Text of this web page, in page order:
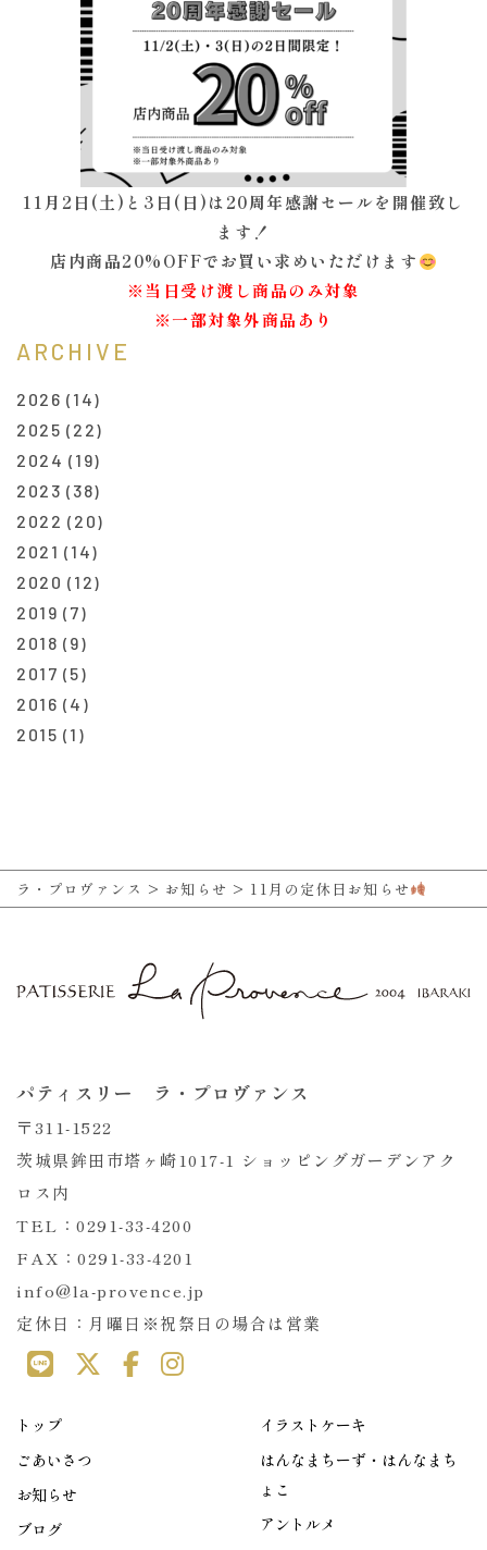
11月2日(土)と3日(日)は20周年感謝セールを開催致し
ます！
店内商品20%OFFでお買い求めいただけます
※当日受け渡し商品のみ対象
※一部対象外商品あり
ARCHIVE
2026 (14)
2025 (22)
2024 (19)
2023 (38)
2022 (20)
2021 (14)
2020 (12)
2019 (7)
2018 (9)
2017 (5)
2016 (4)
2015 (1)
ラ・プロヴァンス > お知らせ > 11月の定休日お知らせ
パティスリー ラ・プロヴァンス
〒311-1522
茨城県鉾田市塔ヶ崎1017-1 ショッピングガーデンアク
ロス内
TEL：0291-33-4200
FAX：0291-33-4201
info@la-provence.jp
定休日：月曜日※祝祭日の場合は営業
トップ
ごあいさつ
お知らせ
ブログ
イラストケーキ
はんなまちーず・はんなまち
ょこ
アントルメ